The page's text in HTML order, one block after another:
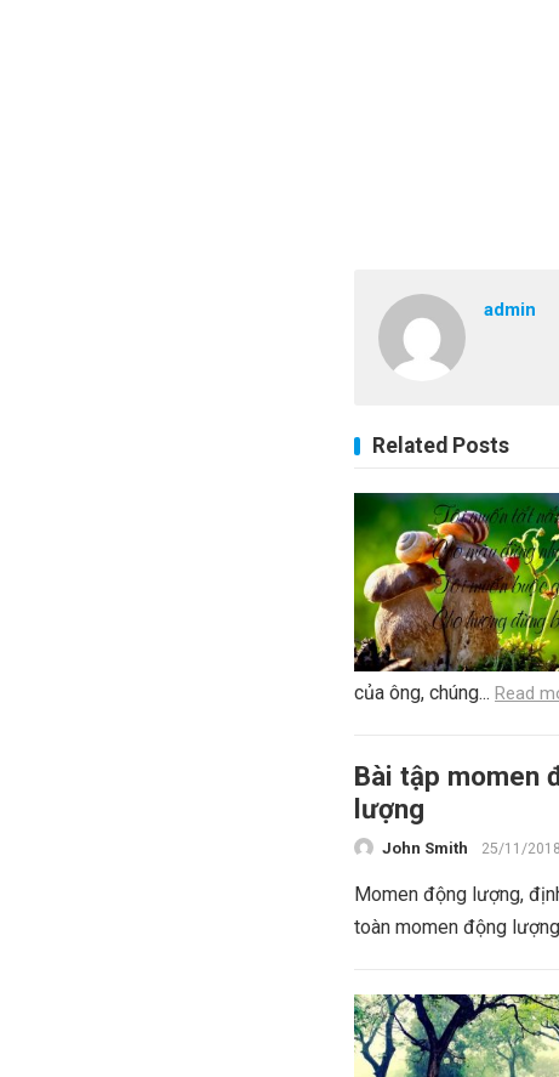
admin
Related Posts
của ông, chúng... Read
Bài tập momen
lượng
John Smith 25/11/2018
Momen động lượng,
toàn momen động